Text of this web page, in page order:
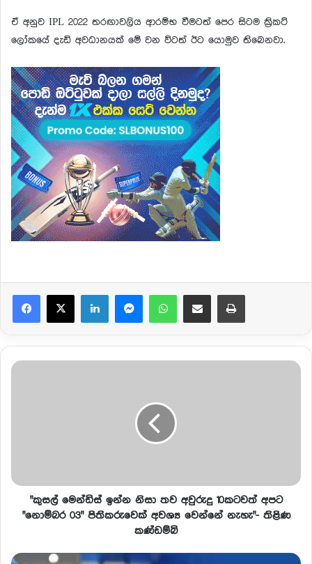
ඒ අනුව IPL 2022 තරඟාවලිය ආරම්භ වීමටත් පෙර සිටම ක්‍රිකට්
ලෝකයේ දැඩි අවධානයක් මේ වන විටත් ඊට යොමුව තිබෙනවා.
"කුසල් මෙන්ඩිස් ඉන්න නිසා තව අවුරුදු 10කටවත් අපට
"නොම්බර 03" පිතිකරුවෙක් අවශ්‍ය වෙන්නේ නැහැ"- තිළිණ
කණ්ඩම්බි